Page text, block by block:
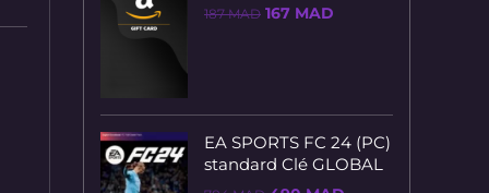
187MAD Le
167 MAD
EA SPORTS FC 24 (PC)
standard Clé GLOBAL